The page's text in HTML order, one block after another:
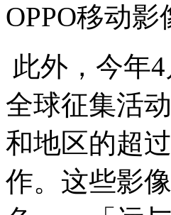
OPPO移动
此外，今年
全球征集活
和地区的超
作。这些影